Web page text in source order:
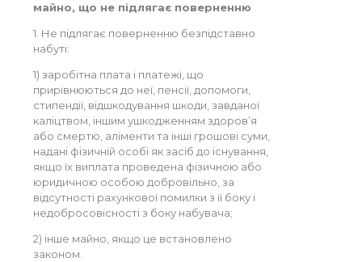
майно, що не підлягає поверненню
1. Не підлягає поверненню безпідставно
набуті:
1) заробітна плата і платежі, що
прирівнюються до неї, пенсії, допомоги,
стипендії, відшкодування шкоди, завданої
каліцтвом, іншим ушкодженням здоров’я
або смертю, аліменти та інші грошові суми,
надані фізичній особі як засіб до існування,
якщо їх виплата проведена фізичною або
юридичною особою добровільно, за
відсутності рахункової помилки з її боку і
недобросовісності з боку набувача;
2) інше майно, якщо це встановлено
законом.